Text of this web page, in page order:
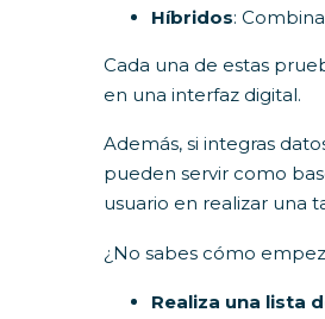
Híbridos:
Cada una de estas
en una interfaz digital.
Además, si integras
pueden servir como
usuario en realizar una
¿No sabes cómo
Realiza una lista